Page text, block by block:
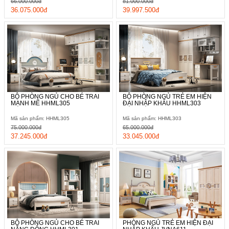
36.075.000đ 39.997.500đ
BỘ PHÒNG NGỦ CHO BÉ TRAI
MẠNH MẼ HHML305
Mã sản phẩm: HHML305
37.245.000đ
75.000.000đ
BỘ PHÒNG NGỦ TRẺ EM HIỆN
ĐẠI NHẬP KHẨU HHML303
Mã sản phẩm: HHML303
33.045.000đ
65.000.000đ
BỘ PHÒNG NGỦ CHO BÉ TRAI
PHÒNG NGỦ TRẺ EM HIỆN ĐẠI